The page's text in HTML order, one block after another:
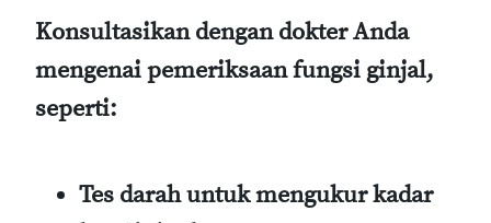
Konsultasikan dengan dokter Anda
mengenai pemeriksaan fungsi ginjal,
seperti:
Tes darahuntuk mengukur kadar